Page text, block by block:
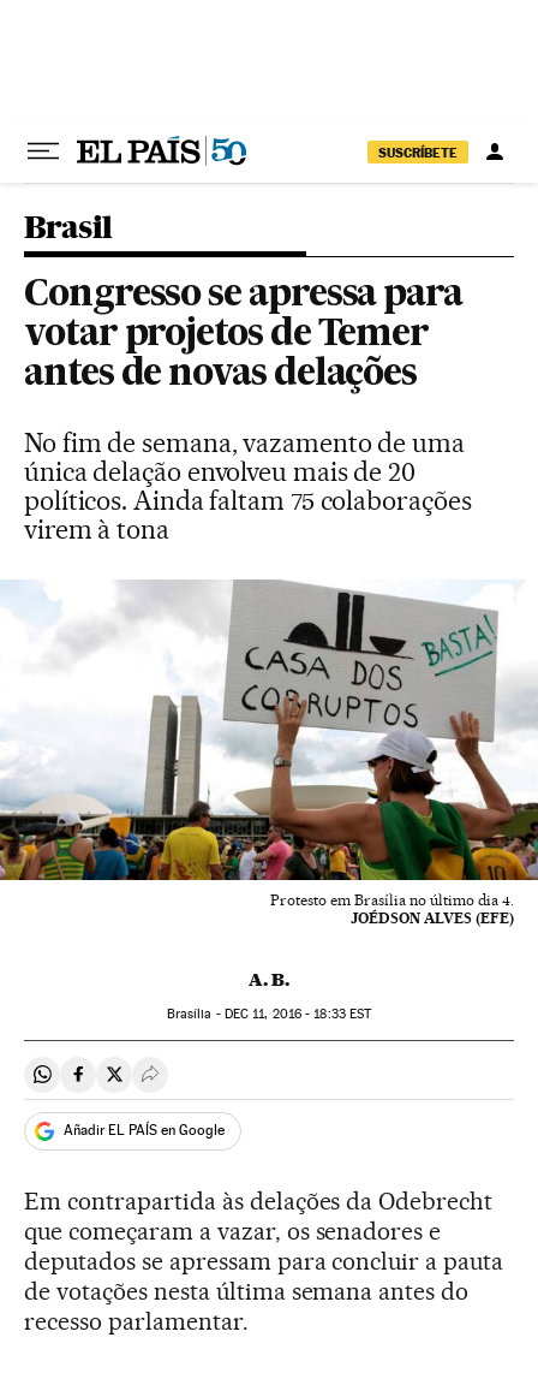
SUSCRÍBETE
Brasil
Congresso se apressa para
votar projetos de Temer
antes de novas delações
No fim de semana, vazamento de uma
única delação envolveu mais de 20
políticos. Ainda faltam 75 colaborações
virem à tona
Protesto em Brasília no último dia 4.
JOÉDSON ALVES (EFE)
A. B.
Brasília - DEC 11, 2016 - 18:33EST
Compartir en Whatsapp
Compartir en Facebook
Compartir en Twitter
Desplegar Redes Sociales
Añadir EL PAÍS en Google
Em contrapartida às delações da Odebrecht
que começaram a vazar, os senadores e
deputados se apressam para concluir a pauta
de votações nesta última semana antes do
recesso parlamentar.